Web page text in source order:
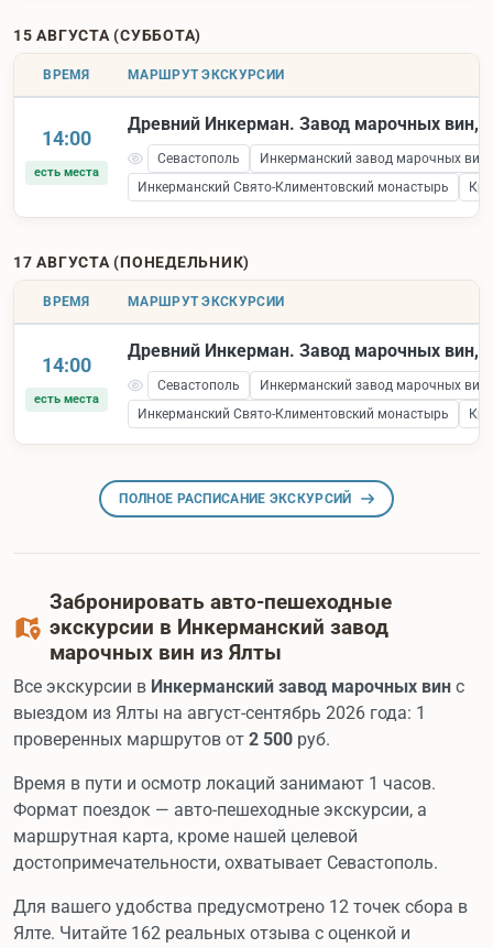
15 АВГУСТА (СУББОТА)
ВРЕМЯ МАРШРУТ ЭКСКУРСИИ
14:00
есть места
Древний Инкерман. Завод марочных вин,
Севастополь
Инкерманский завод марочных вин
Инкерманский Свято-Климентовский монастырь
17 АВГУСТА (ПОНЕДЕЛЬНИК)
ВРЕМЯ МАРШРУТ ЭКСКУРСИИ
14:00
есть места
Древний Инкерман. Завод марочных вин,
Севастополь
Инкерманский завод марочных вин
Инкерманский Свято-Климентовский монастырь
ПОЛНОЕ РАСПИСАНИЕ ЭКСКУРСИЙ
Забронировать авто-пешеходные
экскурсии в Инкерманский завод
марочных вин из Ялты
Все экскурсии в Инкерманский завод марочных вин с
выездом из Ялты на август-сентябрь 2026 года: 1
проверенных маршрутов от 2 500 руб.
Время в пути и осмотр локаций занимают 1 часов.
Формат поездок — авто-пешеходные экскурсии, а
маршрутная карта, кроме нашей целевой
достопримечательности, охватывает Севастополь.
Для вашего удобства предусмотрено 12 точек сбора в
Ялте. Читайте 162 реальных отзыва с оценкой и